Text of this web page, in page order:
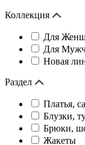
Коллекция
Для
Для
Новая
Раздел
Платья,
Блузки,
Брюки,
Жакеты